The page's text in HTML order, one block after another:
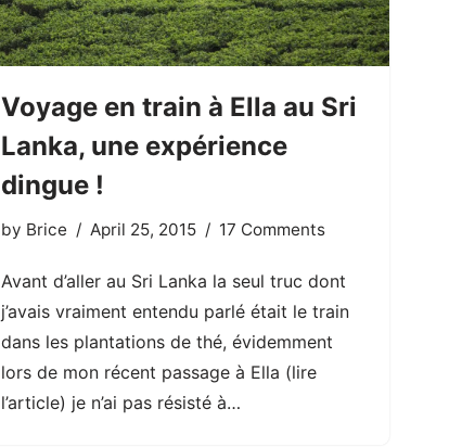
Voyage en train à Ella au Sri
Lanka, une expérience
dingue !
by Brice April 25, 2015 17 Comments
Avant d’aller au Sri Lanka la seul truc dont
j’avais vraiment entendu parlé était le train
dans les plantations de thé, évidemment
lors de mon récent passage à Ella (lire
l’article) je n’ai pas résisté à…